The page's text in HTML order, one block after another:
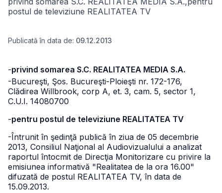
postul de televiziune REALITATEA TV
Publicată în data de: 09.12.2013
-privind somarea S.C. REALITATEA MEDIA S.A.
-Bucureşti, Şos. Bucureşti-Ploieşti nr. 172-176,
Clădirea Willbrook, corp A, et. 3, cam. 5, sector 1,
C.U.I. 14080700
-pentru postul de televiziune REALITATEA TV
-Întrunit în şedinţă publică în ziua de 05 decembrie
2013, Consiliul Naţional al Audiovizualului a analizat
raportul întocmit de Direcţia Monitorizare cu privire la
emisiunea informativă "Realitatea de la ora 16.00"
difuzată de postul REALITATEA TV, în data de
15.09.2013.